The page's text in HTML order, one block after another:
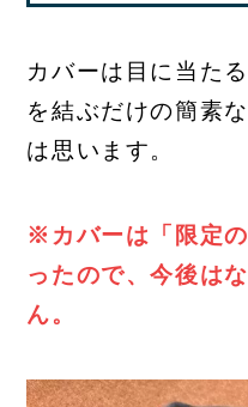
カバーは目に当た
を結ぶだけの簡素
は思います。
※カバーは「限定
ったので、今後は
ん。